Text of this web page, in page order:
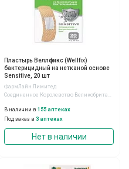
Пластырь Веллфикс (Wellfix)
бактерицидный на нетканой основе
Sensitive, 20 шт
ФармЛайн Лимитед
Соединенное Королевство Великобритании и Северной Ирландии
В наличии в 155 аптеках
Под заказ в 3 аптеках
Нет в наличии